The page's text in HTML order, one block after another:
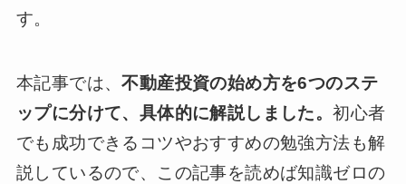
す。
本記事では、不動産投資の始め方を6つのステ
ップに分けて、具体的に解説しました。初心者
でも成功できるコツやおすすめの勉強方法も解
説しているので、この記事を読めば知識ゼロの